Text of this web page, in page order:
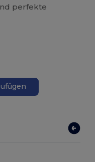
perfekte